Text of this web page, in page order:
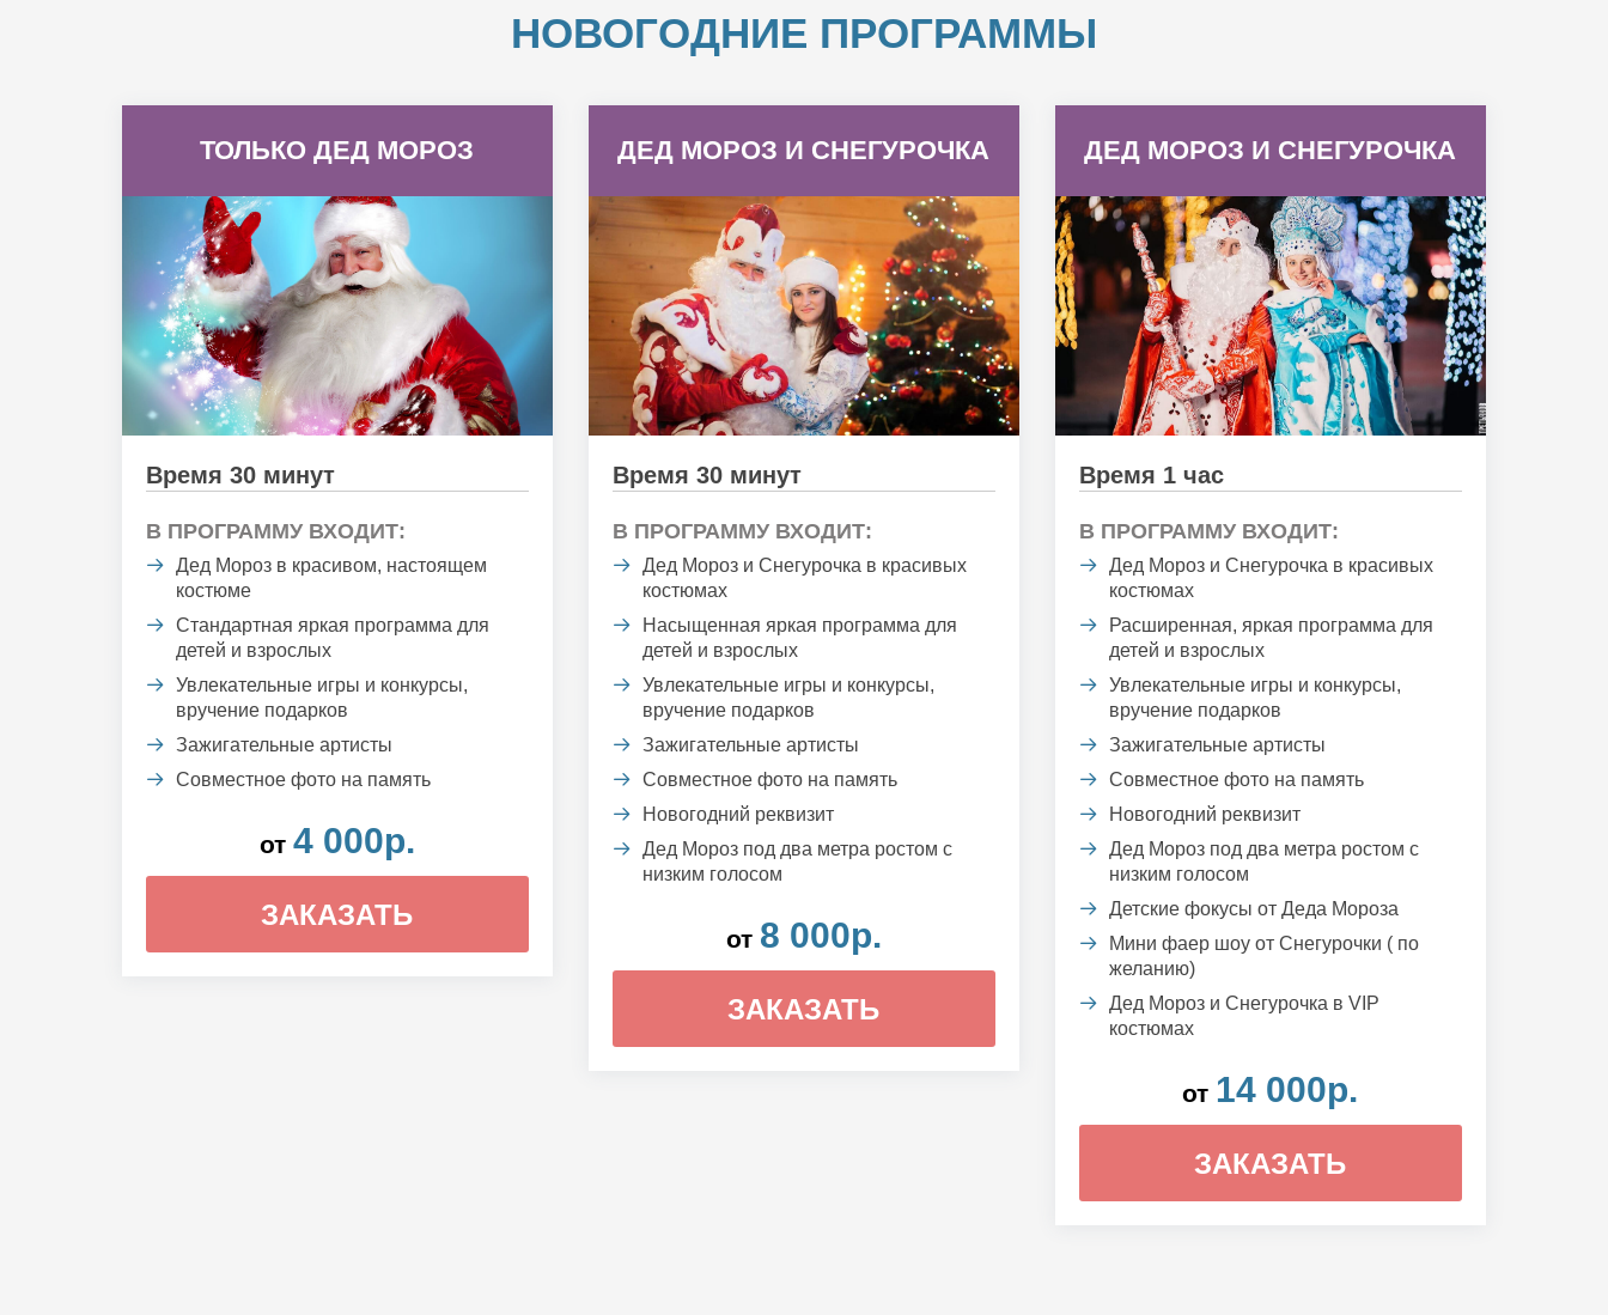
НОВОГОДНИЕ ПРОГРАММЫ
ТОЛЬКО ДЕД МОРОЗ
Время 30 минут
В ПРОГРАММУ ВХОДИТ:
Дед Мороз в красивом, настоящем
костюме
Стандартная яркая программа для
детей и взрослых
Увлекательные игры и конкурсы,
вручение подарков
Зажигательные артисты
Совместное фото на память
от 4 000р.
ЗАКАЗАТЬ
ДЕД МОРОЗ И СНЕГУРОЧКА
Время 30 минут
В ПРОГРАММУ ВХОДИТ:
Дед Мороз и Снегурочка в красивых
костюмах
Насыщенная яркая программа для
детей и взрослых
Увлекательные игры и конкурсы,
вручение подарков
Зажигательные артисты
Совместное фото на память
Новогодний реквизит
Дед Мороз под два метра ростом с
низким голосом
от 8 000р.
ЗАКАЗАТЬ
ДЕД МОРОЗ И СНЕГУРОЧКА
Время 1 час
В ПРОГРАММУ ВХОДИТ:
Дед Мороз и Снегурочка в красивых
костюмах
Расширенная, яркая программа для
детей и взрослых
Увлекательные игры и конкурсы,
вручение подарков
Зажигательные артисты
Совместное фото на память
Новогодний реквизит
Дед Мороз под два метра ростом с
низким голосом
Детские фокусы от Деда Мороза
Мини фаер шоу от Снегурочки ( по
желанию)
Дед Мороз и Снегурочка в VIP
костюмах
от 14 000р.
ЗАКАЗАТЬ